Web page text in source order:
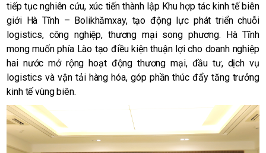
tiếp tục nghiên cứu, xúc tiến thành lập Khu hợp tác kinh tế biên
giới Hà Tĩnh – Bolikhămxay, tạo động lực phát triển chuỗi
logistics, công nghiệp, thương mại song phương. Hà Tĩnh
mong muốn phía Lào tạo điều kiện thuận lợi cho doanh nghiệp
hai nước mở rộng hoạt động thương mại, đầu tư, dịch vụ
logistics và vận tải hàng hóa, góp phần thúc đẩy tăng trưởng
kinh tế vùng biên.